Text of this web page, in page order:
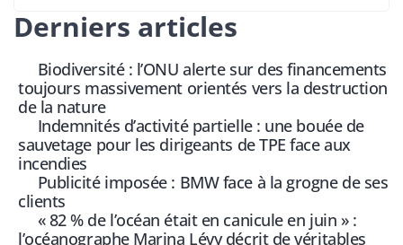
Derniers articles
Biodiversité : l’ONU alerte sur des financements
toujours massivement orientés vers la destruction
de la nature
Indemnités d’activité partielle : une bouée de
sauvetage pour les dirigeants de TPE face aux
incendies
Publicité imposée : BMW face à la grogne de ses
clients
« 82 % de l’océan était en canicule en juin » :
l’océanographe Marina Lévy décrit de véritables